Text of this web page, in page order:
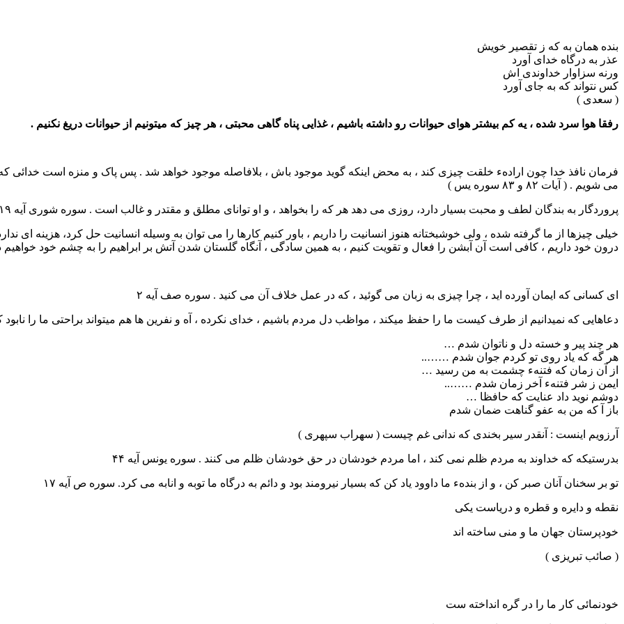
بنده همان به که ز تقصیر خویش
عذر به درگاه خدای آورد
ورنه سزاوار خداوندی اش
کس نتواند که به جای آورد
( سعدی )
رفقا هوا سرد شده ، یه کم بیشتر هوای حیوانات رو داشته باشیم ، غذایی پناه گاهی محبتی ، هر چیز که میتونیم از حیوانات دریغ نکنیم .
فرمان نافذ خدا چون ارادهء خلقت چیزی کند ، به محض اینکه گوید موجود باش ، بلافاصله موجود خواهد شد . پس پاک و منزه است
می شویم . ( آیات ۸۲ و ۸۳ سوره یس )
پروردگار به بندگان لطف و محبت بسیار دارد، روزی می دهد هر که را بخواهد ، و او توانای مطلق و مقتدر و غالب است . سوره شوری آیه ۱۹
خیلی چیزها از ما گرفته شده ، ولی خوشبختانه هنوز انسانیت را داریم ، باور کنیم کارها را می توان به وسیله انسانیت حل کرد، هزینه ای
درون خود داریم ، کافی است آن آبشن را فعال و تقویت کنیم ، به همین سادگی ، آنگاه گلستان شدن آتش بر ابراهیم را به چشم خود خواهیم
ای کسانی که ایمان آورده اید ، چرا چیزی به زبان می گوئید ، که در عمل خلاف آن می کنید . سوره صف آیه ۲
دعاهایی که نمیدانیم از طرف کیست ما را حفظ میکند ، مواظب دل مردم باشیم ، خدای نکرده ، آه و نفرین ها هم میتواند براحتی ما را نابود
هر چند پیر و خسته دل و ناتوان شدم …
هر گه که یاد روی تو کردم جوان شدم ……..
از آن زمان که فتنهء چشمت به من رسید …
ایمن ز شر فتنهء آخر زمان شدم ……..
دوشم نوید داد عنایت که حافظا …
باز آ که من به عفو گناهت ضمان شدم
آرزویم اینست : آنقدر سیر بخندی که ندانی غم چیست ( سهراب سپهری )
بدرستیکه که خداوند به مردم ظلم نمی کند ، اما مردم خودشان در حق خودشان ظلم می کنند . سوره یونس آیه ۴۴
تو بر سخنان آنان صبر کن ، و از بندهء ما داوود یاد کن که بسیار نیرومند بود و دائم به درگاه ما توبه و انابه می کرد. سوره ص آیه ۱۷
نقطه و دایره و قطره و دریاست یکی
خودپرستان جهان ما و منی ساخته اند
( صائب تبریزی )
خودنمائی کار ما را در گره انداخته ست